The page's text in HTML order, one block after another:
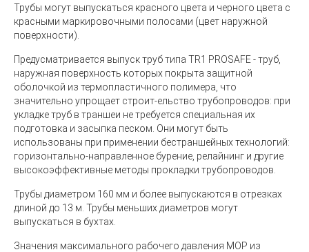
Трубы могут выпускаться красного цвета и черного цвета с
красными маркировочными полосами (цвет наружной
поверхности).
Предусматривается выпуск труб типа TR1 PROSAFE - труб,
наружная поверхность которых покрыта защитной
оболочкой из термопластичного полимера, что
значительно упрощает строит-ельство трубопроводов: при
укладке труб в траншеи не требуется специальная их
подготовка и засыпка песком. Они могут быть
использованы при применении бестраншейных технологий:
горизонтально-направленное бурение, релайнинг и другие
высокоэффективные методы прокладки трубопроводов.
Трубы диаметром 160 мм и более выпускаются в отрезках
длиной до 13 м. Трубы меньших диаметров могут
выпускаться в бухтах.
Значения максимального рабочего давления МОР из